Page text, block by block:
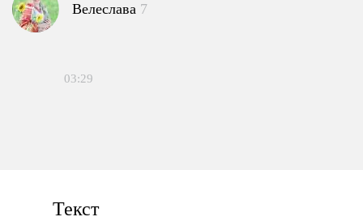
Велеслава 7
03:29
Текст